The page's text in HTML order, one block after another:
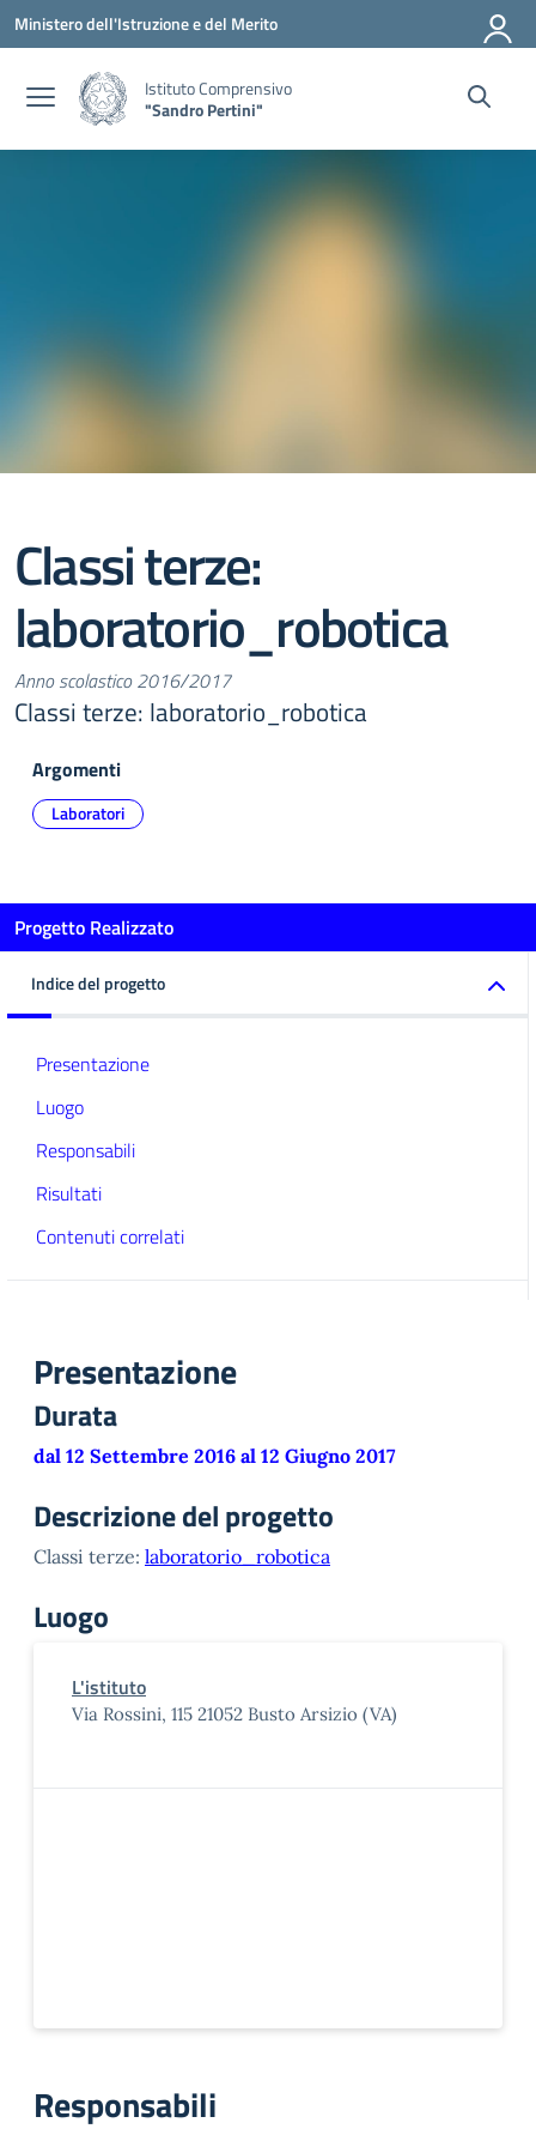
Vai ai contenuti
Vai al menu di navigazione
Vai al footer
Ministero dell'Istruzione e del Merito
Istituto Comprensivo
"Sandro Pertini"
Classi terze:
laboratorio_robotica
Anno scolastico 2016/2017
Classi terze: laboratorio_robotica
Argomenti
Laboratori
Progetto Realizzato
Indice del progetto
Presentazione
Luogo
Responsabili
Risultati
Contenuti correlati
Presentazione
Durata
dal 12 Settembre 2016 al 12 Giugno 2017
Descrizione del progetto
Classi terze: laboratorio_robotica
Luogo
L'istituto
Via Rossini, 115 21052 Busto Arsizio (VA)
Responsabili